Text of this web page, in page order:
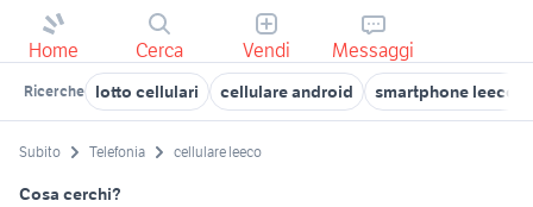
Home Cerca Vendi Messaggi
Ricerche lotto cellulari cellulare android smartphone leeco
Subito Telefonia cellulare leeco
Cosa cerchi?